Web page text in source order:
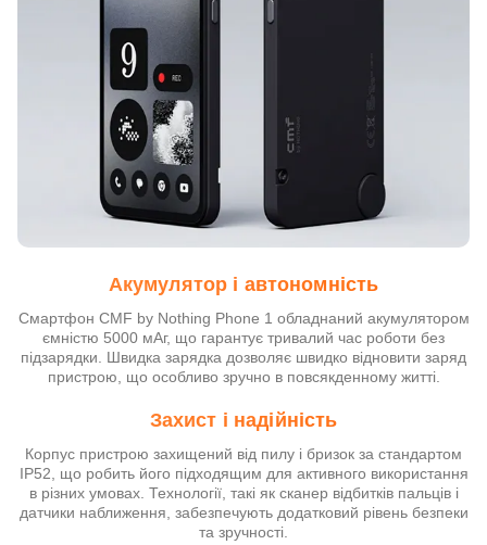
Акумулятор і автономність
Смартфон CMF by Nothing Phone 1 обладнаний акумулятором
ємністю 5000 мАг, що гарантує тривалий час роботи без
підзарядки. Швидка зарядка дозволяє швидко відновити заряд
пристрою, що особливо зручно в повсякденному житті.
Захист і надійність
Корпус пристрою захищений від пилу і бризок за стандартом
IP52, що робить його підходящим для активного використання
в різних умовах. Технології, такі як сканер відбитків пальців і
датчики наближення, забезпечують додатковий рівень безпеки
та зручності.